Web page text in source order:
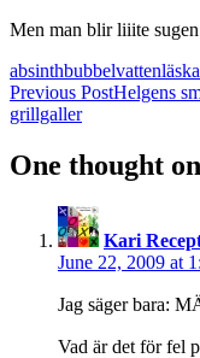
Men man blir liiite sugen
absinthbubbelvattenläska
Post
navigation
Previous PostHelgens
grillgaller
One thought
Kari
June 22, 2009 at
Jag säger bara:
Vad är det för fel